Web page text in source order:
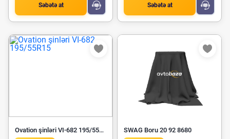
Səbətə at Səbətə at
Ovation şinləri VI-682 195/55R15 SWAG Boru 20 92 8680